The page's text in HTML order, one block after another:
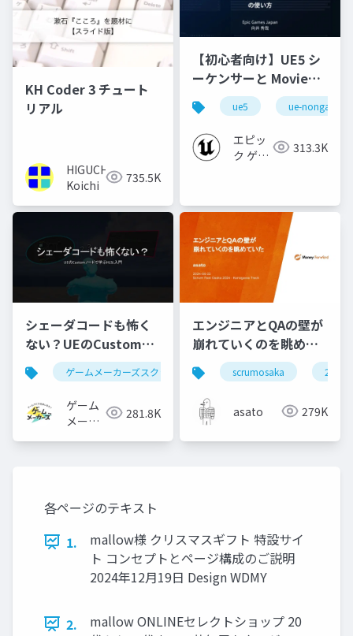
KH Coder 3 チュート
リアル
HIGUCHI
Koichi
735.5K
【初心者向け】UE5 シ
ーケンサーと Movie
Render Queue の使い
方【Cinematic Dive
2023】
ue5 ue-nongame
エピッ
ク ゲー
313.3K
シェーダコードも怖く
ない？UEのCustomノ
ードで学ぶHLSL入門
ゲームメーカーズスクランブル ゲーム制作 ue5
ゲーム
メーカ
281.8K
エンジニアとQAの壁が
崩れていくのを眺めて
いた #scrumosaka
scrumosaka 2024
asato 279K
各ページのテキスト
1.
mallow様 クリスマスギフト 特設サイ
ト コンセプトとページ構成のご説明
2024年12月19日 Design WDMY
2.
mallow ONLINEセレクトショップ 20